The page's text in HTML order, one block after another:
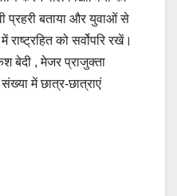
प्रहरी बताया और युवाओं से
को सर्वोपरि रखें।
बेदी , मेजर प्राजुक्ता
में छात्र-छात्राएं